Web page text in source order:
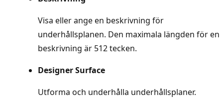
Visa eller ange en beskrivning för
underhållsplanen. Den maximala längden för en
beskrivning är 512 tecken.
Designer Surface
Utforma och underhålla underhållsplaner.